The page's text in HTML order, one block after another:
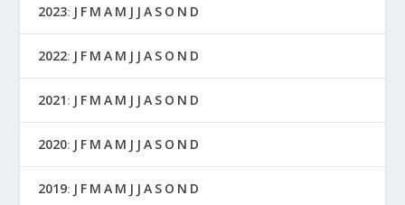
2023: J F M A M J J A S O N D
2022: J F M A M J J A S O N D
2021: J F M A M J J A S O N D
2020: J F M A M J J A S O N D
2019: J F M A M J J A S O N D